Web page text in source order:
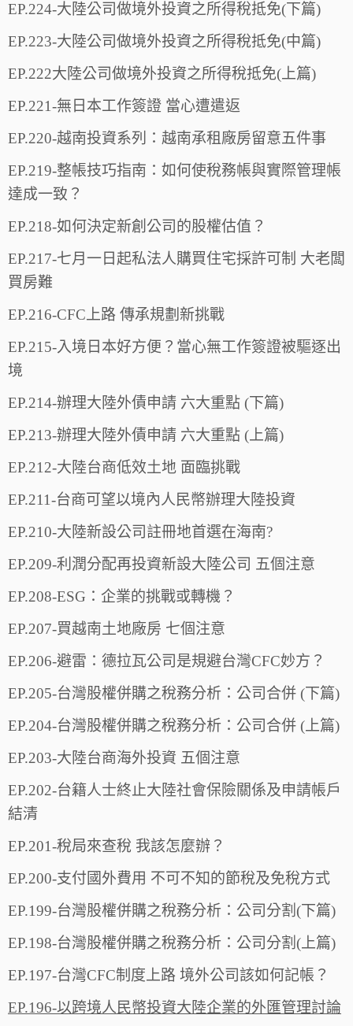
EP.224-大陸公司做境外投資之所得稅抵免(下篇)
EP.223-大陸公司做境外投資之所得稅抵免(中篇)
EP.222大陸公司做境外投資之所得稅抵免(上篇)
EP.221-無日本工作簽證 當心遭遣返
EP.220-越南投資系列：越南承租廠房留意五件事
EP.219-整帳技巧指南：如何使稅務帳與實際管理帳
達成一致？
EP.218-如何決定新創公司的股權估值？
EP.217-七月一日起私法人購買住宅採許可制 大老闆
買房難
EP.216-CFC上路 傳承規劃新挑戰
EP.215-入境日本好方便？當心無工作簽證被驅逐出
境
EP.214-辦理大陸外債申請 六大重點 (下篇)
EP.213-辦理大陸外債申請 六大重點 (上篇)
EP.212-大陸台商低效土地 面臨挑戰
EP.211-台商可望以境內人民幣辦理大陸投資
EP.210-大陸新設公司註冊地首選在海南?
EP.209-利潤分配再投資新設大陸公司 五個注意
EP.208-ESG：企業的挑戰或轉機？
EP.207-買越南土地廠房 七個注意
EP.206-避雷：德拉瓦公司是規避台灣CFC妙方？
EP.205-台灣股權併購之稅務分析：公司合併 (下篇)
EP.204-台灣股權併購之稅務分析：公司合併 (上篇)
EP.203-大陸台商海外投資 五個注意
EP.202-台籍人士終止大陸社會保險關係及申請帳戶
結清
EP.201-稅局來查稅 我該怎麼辦？
EP.200-支付國外費用 不可不知的節稅及免稅方式
EP.199-台灣股權併購之稅務分析：公司分割(下篇)
EP.198-台灣股權併購之稅務分析：公司分割(上篇)
EP.197-台灣CFC制度上路 境外公司該如何記帳？
EP.196-以跨境人民幣投資大陸企業的外匯管理討論